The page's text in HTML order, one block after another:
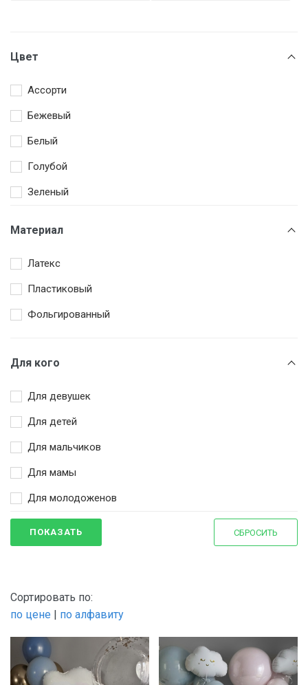
Цвет
Ассорти
Бежевый
Белый
Голубой
Зеленый
Розовый
Серебряный
Серый
Материал
Латекс
Пластиковый
Фольгированный
Для кого
Для девушек
Для детей
Для мальчиков
Для мамы
Для молодоженов
Для новорожденных
Для папы
ПОКАЗАТЬ СБРОСИТЬ
Сортировать по:
по цене | по алфавиту